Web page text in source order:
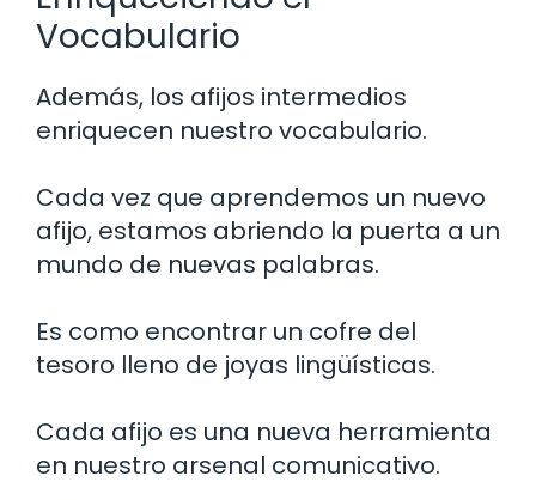
Vocabulario
Además, los afijos intermedios
enriquecen nuestro vocabulario.
Cada vez que aprendemos un nuevo
afijo, estamos abriendo la puerta a un
mundo de nuevas palabras.
Es como encontrar un cofre del
tesoro lleno de joyas lingüísticas.
Cada afijo es una nueva herramienta
en nuestro arsenal comunicativo.